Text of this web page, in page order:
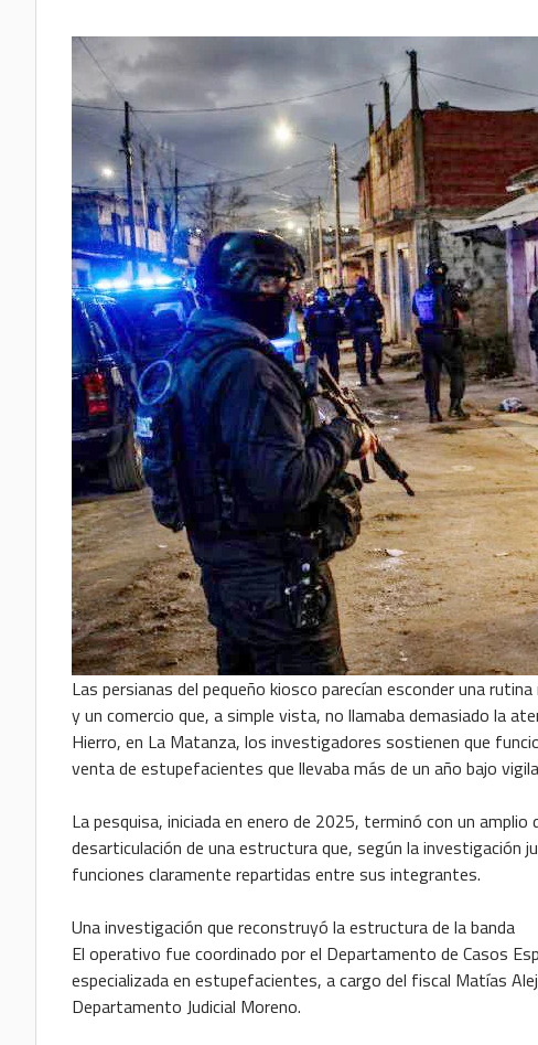
Las persianas del pequeño kiosco parecían esconder una
y un comercio que, a simple vista, no llamaba demasiado la
Hierro, en La Matanza, los investigadores sostienen que
venta de estupefacientes que llevaba más de un año bajo
La pesquisa, iniciada en enero de 2025, terminó con un
desarticulación de una estructura que, según la investigación
funciones claramente repartidas entre sus integrantes.
Una investigación que reconstruyó la estructura de la banda
El operativo fue coordinado por el Departamento de Casos
especializada en estupefacientes, a cargo del fiscal Matías
Departamento Judicial Moreno.